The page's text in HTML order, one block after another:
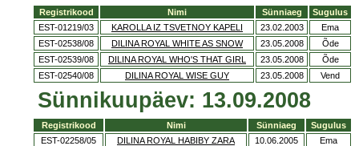
Registrikood Nimi Sünniaeg
Sugulus
EST-01219/03
KAROLLA IZ TSVETNOY KAPELI 23.02.2003
Ema
EST-02538/08
DILINA ROYAL WHITE AS SNOW 23.05.2008
Õde
EST-02539/08
DILINA ROYAL WHO'S THAT GIRL 23.05.2008
Õde
EST-02540/08
DILINA ROYAL WISE GUY 23.05.2008 Vend
Sünnikuupäev: 13.09.2008
Registrikood Nimi Sünniaeg
Sugulus
EST-02258/05
DILINA ROYAL HABIBY ZARA 10.06.2005
Ema